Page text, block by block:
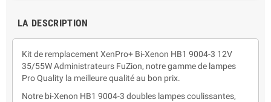
LA DESCRIPTION
Kit de remplacement XenPro+ Bi-Xenon HB1 9004-3 12V
35/55W Administrateurs FuZion, notre gamme de lampes
Pro Quality la meilleure qualité au bon prix.
Notre bi-Xenon HB1 9004-3 doubles lampes coulissantes,